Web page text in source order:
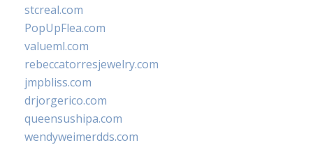
stcreal.com
PopUpFlea.com
valueml.com
rebeccatorresjewelry.com
jmpbliss.com
drjorgerico.com
queensushipa.com
wendyweimerdds.com